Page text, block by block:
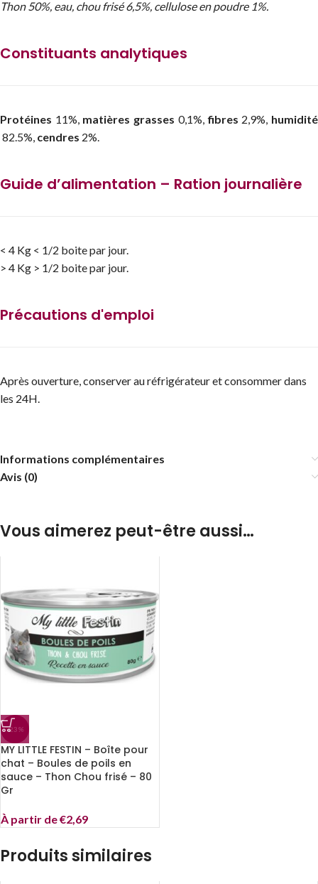
Thon 50%, eau, chou frisé 6,5%, cellulose en poudre 1%.
Constituants analytiques
Protéines 11%, matières grasses 0,1%,fibres 2,9%, humidité
82.5%, cendres 2%.
Guide d’alimentation – Ration journalière
< 4 Kg < 1/2 boite par jour.
> 4 Kg > 1/2 boite par jour.
Précautions d'emploi
Après ouverture, conserver au réfrigérateur et consommer dans
les 24H.
Informations complémentaires
Avis (0)
Vous aimerez peut-être aussi…
-23%
MY LITTLE FESTIN – Boîte pour
chat – Boules de poils en
sauce – Thon Chou frisé – 80
Gr
À partir de€2,69
Produits similaires